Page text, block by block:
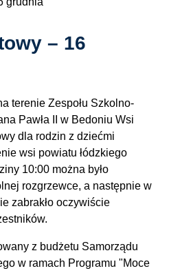
– 16
terenie Zespołu Szkolno-
Pawła II w Bedoniu Wsi
dla rodzin z dziećmi
wsi powiatu łódzkiego
10:00 można było
rozgrzewce, a następnie w
zabrakło oczywiście
z budżetu Samorządu
w ramach Programu "Moce